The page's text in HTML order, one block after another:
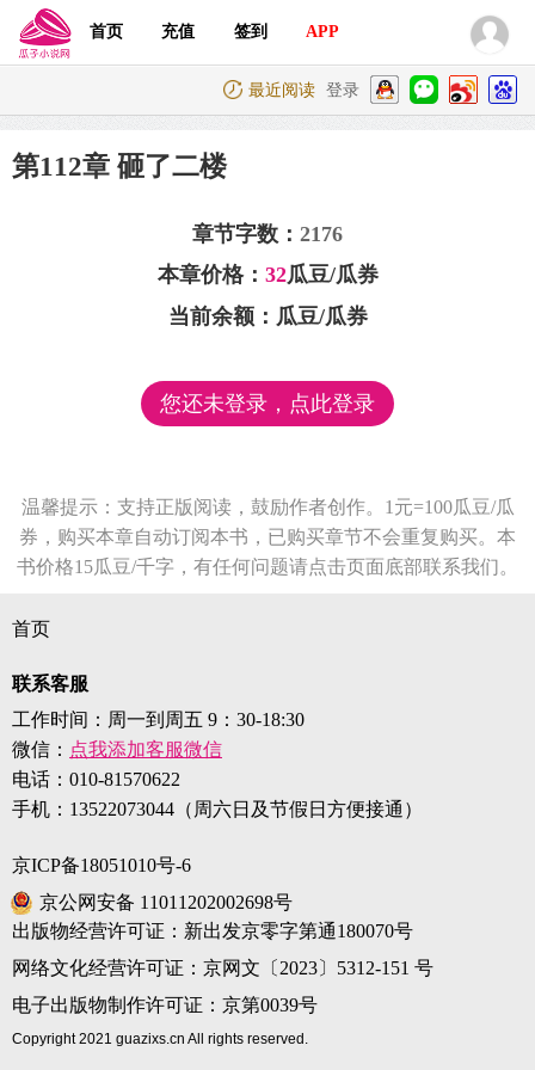
首页 充值 签到 APP
最近阅读 登录
第112章 砸了二楼
章节字数： 2176
本章价格： 32瓜豆/瓜券
当前余额： 瓜豆/瓜券
您还未登录，点此登录
温馨提示：支持正版阅读，鼓励作者创作。1元=100瓜豆/瓜
券，购买本章自动订阅本书，已购买章节不会重复购买。本
书价格15瓜豆/千字，有任何问题请点击页面底部联系我们。
首页
联系客服
工作时间：周一到周五 9：30-18:30
微信： 点我添加客服微信
电话： 010-81570622
手机： 13522073044（周六日及节假日方便接通）
京ICP备18051010号-6
京公网安备 11011202002698号
出版物经营许可证：新出发京零字第通180070号
网络文化经营许可证：京网文〔2023〕5312-151 号
电子出版物制作许可证：京第0039号
Copyright 2021 guazixs.cn All rights reserved.